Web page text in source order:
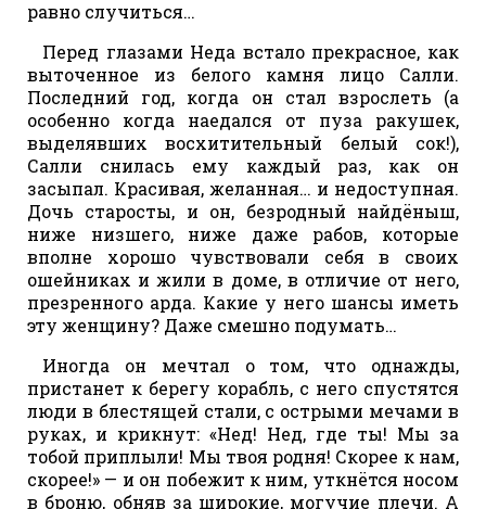
равно случиться…
Перед глазами Неда встало прекрасное, как
выточенное из белого камня лицо Салли.
Последний год, когда он стал взрослеть (а
особенно когда наедался от пуза ракушек,
выделявших восхитительный белый сок!),
Салли снилась ему каждый раз, как он
засыпал. Красивая, желанная… и недоступная.
Дочь старосты, и он, безродный найдёныш,
ниже низшего, ниже даже рабов, которые
вполне хорошо чувствовали себя в своих
ошейниках и жили в доме, в отличие от него,
презренного арда. Какие у него шансы иметь
эту женщину? Даже смешно подумать…
Иногда он мечтал о том, что однажды,
пристанет к берегу корабль, с него спустятся
люди в блестящей стали, с острыми мечами в
руках, и крикнут: «Нед! Нед, где ты! Мы за
тобой приплыли! Мы твоя родня! Скорее к нам,
скорее!» — и он побежит к ним, уткнётся носом
в броню, обняв за широкие, могучие плечи. А